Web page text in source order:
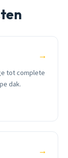
→
tot complete
dak.
→